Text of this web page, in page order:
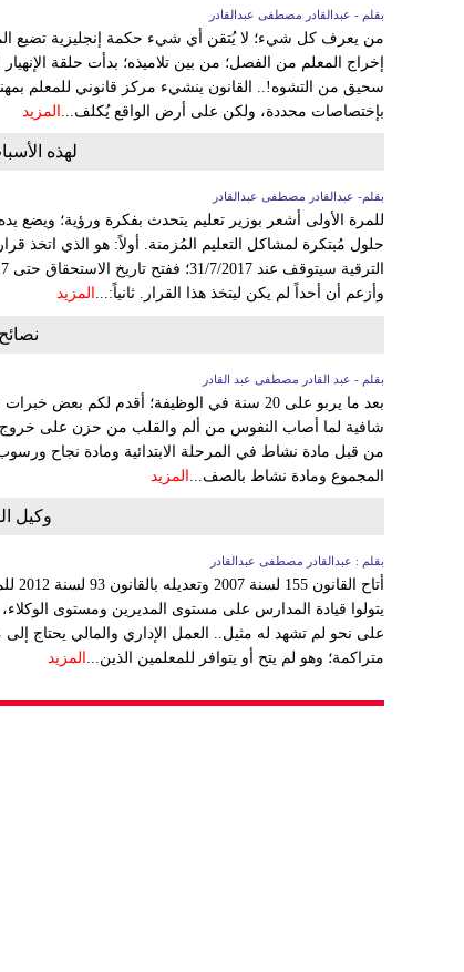
بقلم - عبدالقادر مصطفى عبدالقادر
من يعرف كل شيء؛ لا يُتقن أي شيء حكمة إنجليزية تضيع
إخراج المعلم من الفصل؛ من بين تلاميذه؛ بدأت حلقة
سحيق من التشوه!.. القانون ينشيء مركز قانوني للمعلم
بإختصاصات محددة، ولكن على أرض الواقع يُكلف... المزيد
لهذه
بقلم- عبدالقادر مصطفى عبدالقادر
للمرة الأولى أشعر بوزير تعليم يتحدث بفكرة ورؤية؛ ويضع
وأزعم أن أحداً لم يكن ليتخذ هذا القرار. ثانياً:... المزيد
بقلم - عبد القادر مصطفى عبد القادر
بعد ما يربو على 20 سنة في الوظيفة؛ أقدم لكم
شافية لما أصاب النفوس من ألم والقلب من حزن على خروج
من قبل مادة نشاط في المرحلة الابتدائية ومادة نجاح
المجموع ومادة نشاط بالصف...
المزيد
وكيل
بقلم : عبدالقادر مصطفى عبدالقادر
يتولوا قيادة المدارس على مستوى المديرين ومستوى
على نحو لم تشهد له مثيل.. العمل الإداري والمالي يحتاج
متراكمة؛ وهو لم يتح أو يتوافر للمعلمين الذين... المزيد